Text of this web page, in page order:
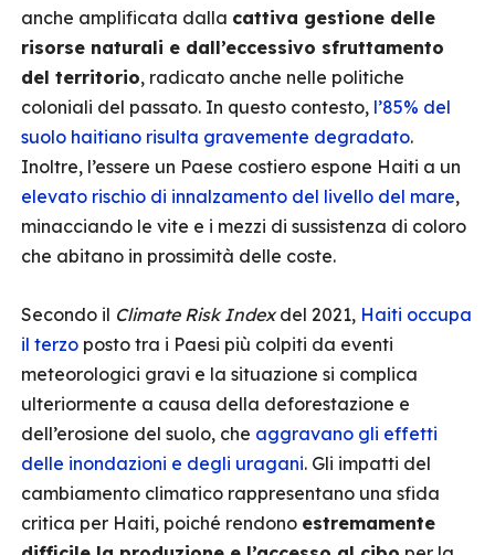
anche amplificata dalla cattiva gestione delle
risorse naturali e dall’eccessivo sfruttamento
del territorio, radicato anche nelle politiche
coloniali del passato. In questo contesto, l’85% del
suolo haitiano risulta gravemente degradato.
Inoltre, l’essere un Paese costiero espone Haiti a un
elevato rischio di innalzamento del livello del mare,
minacciando le vite e i mezzi di sussistenza di coloro
che abitano in prossimità delle coste.
Secondo il Climate Risk Indexdel 2021, Haiti occupa
il terzo posto tra i Paesi più colpiti da eventi
meteorologici gravi e la situazione si complica
ulteriormente a causa della deforestazione e
dell’erosione del suolo, che aggravano gli effetti
delle inondazioni e degli uragani. Gli impatti del
cambiamento climatico rappresentano una sfida
critica per Haiti, poiché rendono estremamente